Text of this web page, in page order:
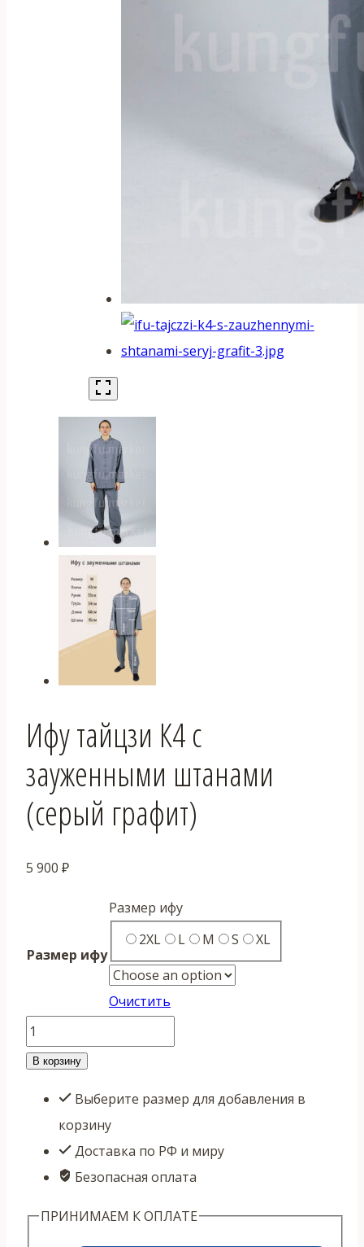
Ифу тайцзи К4 с
зауженными штанами
(серый графит)
5 900 ₽
Размер ифу
Размер ифу
2XL
L M S XL
Очистить
Количество
товара
тайцзи
зауженными
штанами
В корзину
Выберите размер для добавления в
корзину
Доставка по РФ и миру
Безопасная оплата
ПРИНИМАЕМ К ОПЛАТЕ